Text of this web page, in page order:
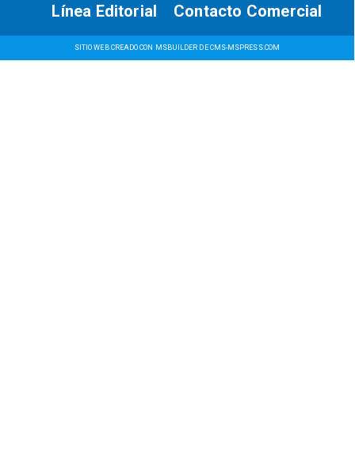
SITIO WEB CREADO CON MSBUILDER DE CMS-MSPRESS.COM
Contacto Comercial
Línea Editorial